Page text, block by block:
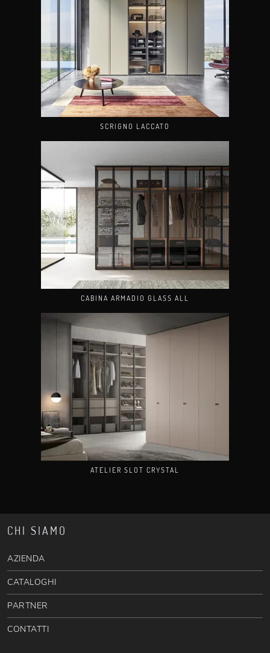
SCRIGNO LACCATO
CABINA ARMADIO GLASS ALL
ATELIER SLOT CRYSTAL
CHI SIAMO
AZIENDA
CATALOGHI
PARTNER
CONTATTI